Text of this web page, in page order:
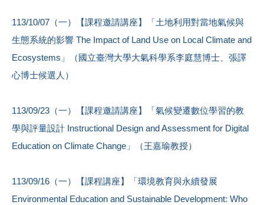
113/10/07（一）【課程邀請講座】「土地利用對當地氣候與
生態系統的影響 The Impact of Land Use on Local Climate and
Ecosystems」（國立臺灣大學大氣科學系李庭慧博士、張譯
心博士候選人）
113/09/23（一）【課程邀請講座】「氣候變遷數位學習的教
學與評量設計 Instructional Design and Assessment for Digital
Education on Climate Change」（王嘉瑜教授）
113/09/16（一）【課程講座】「環境教育與永續發展
Environmental Education and Sustainable Development: Who